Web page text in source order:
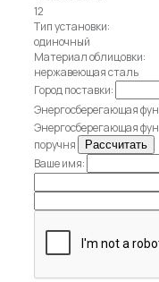
12
Тип установки:
одиночный
Материал облицовки:
нержавеющая сталь
Город поставки:
Энергосберегающая
Энергосберегающая
поручня
Ваше имя: